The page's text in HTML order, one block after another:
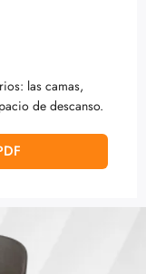
las camas,
de descanso.